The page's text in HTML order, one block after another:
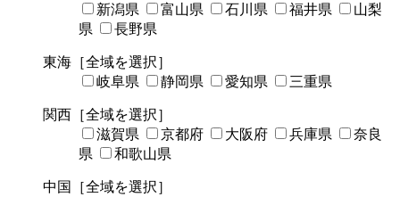
新潟県
富山県 石川県 福井県
山梨
県
長野県
東海 ［全域を選択］
岐阜県
静岡県 愛知県 三重県
関西 ［全域を選択］
滋賀県
京都府 大阪府 兵庫県
奈良
県
和歌山県
中国
［全域を選択］